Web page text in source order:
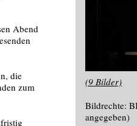
Abend
die
zum
(9 Bilder)
Bildrechte:
angegeben)